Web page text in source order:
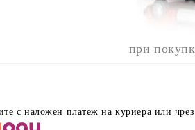
при
с наложен платеж на куриера или чрез